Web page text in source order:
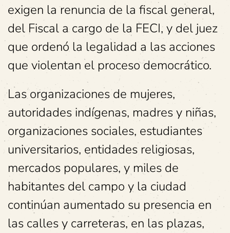
exigen la renuncia de la fiscal general,
del Fiscal a cargo de la FECI, y del juez
que ordenó la legalidad a las acciones
que violentan el proceso democrático.
Las organizaciones de mujeres,
autoridades indígenas, madres y niñas,
organizaciones sociales, estudiantes
universitarios, entidades religiosas,
mercados populares, y miles de
habitantes del campo y la ciudad
continúan aumentado su presencia en
las calles y carreteras, en las plazas,